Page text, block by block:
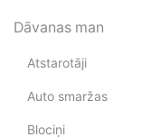
Dāvanas man
Atstarotāji
Auto smaržas
Blociņi